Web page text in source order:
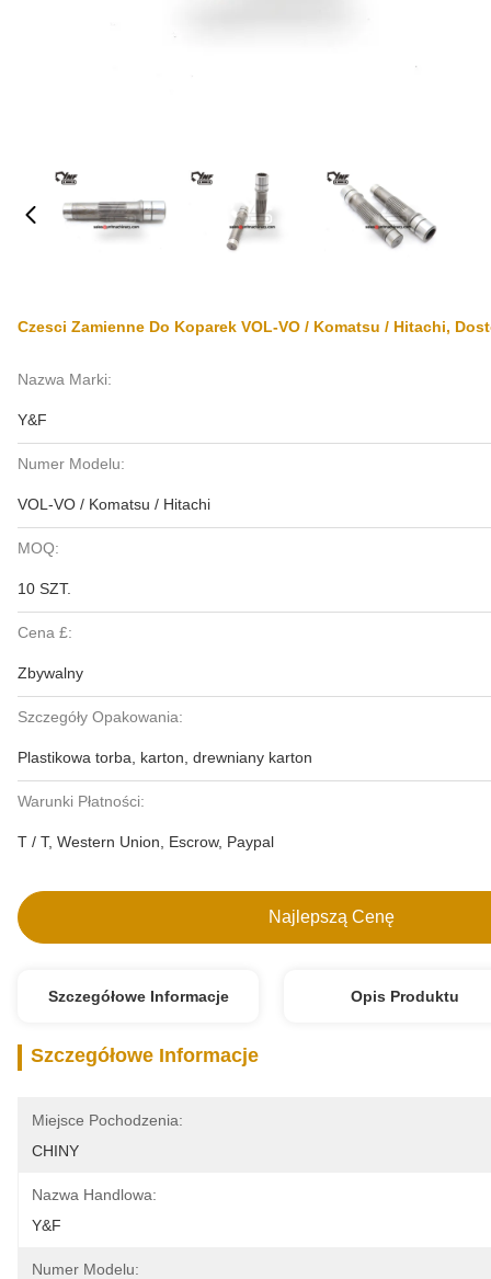
Czesci Zamienne Do Koparek VOL-VO / Komatsu / Hitachi,
Nazwa Marki:
Y&F
Numer Modelu:
VOL-VO / Komatsu / Hitachi
MOQ:
10 SZT.
Cena £:
Zbywalny
Szczegóły Opakowania:
Plastikowa torba, karton, drewniany karton
Warunki Płatności:
T / T, Western Union, Escrow, Paypal
Najlepszą Cenę
Szczegółowe Informacje Opis Produktu
Szczegółowe Informacje
Miejsce Pochodzenia:
CHINY
Nazwa Handlowa:
Y&F
Numer Modelu: